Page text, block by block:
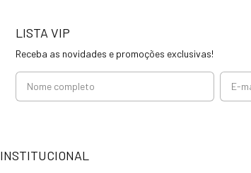
LISTA VIP
Receba as novidades e promoções exclusivas!
INSTITUCIONAL